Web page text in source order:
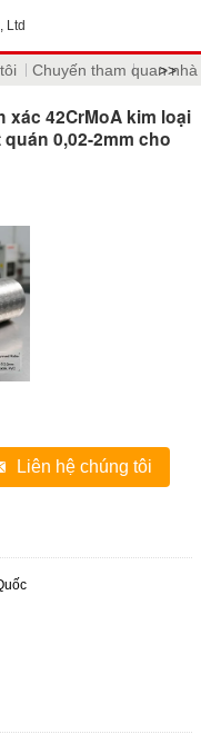
Ltd
Chuyến tham quan nhà
>>
42CrMoA kim loại
0,02-2mm cho
Liên hệ chúng tôi